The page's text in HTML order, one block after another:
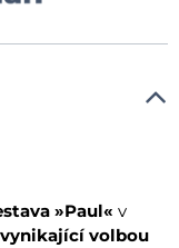
»Paul« v
vynikající volbou